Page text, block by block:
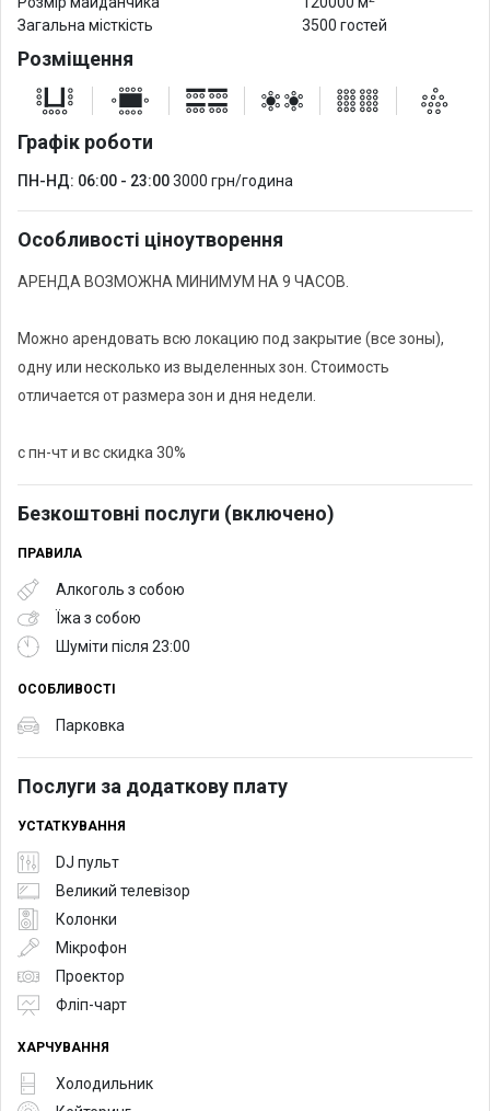
Загальна місткість 3500 гостей
Розміщення
Графік роботи
ПН-НД: 06:00 - 23:003000 грн/година
Особливості ціноутворення
АРЕНДА ВОЗМОЖНА МИНИМУМ НА 9 ЧАСОВ.
Можно арендовать всю локацию под закрытие (все зоны),
одну или несколько из выделенных зон. Стоимость
отличается от размера зон и дня недели.
с пн-чт и вс скидка 30%
Безкоштовні послуги (включено)
ПРАВИЛА
Алкоголь з собою
Їжа з собою
Шуміти після 23:00
ОСОБЛИВОСТІ
Парковка
Послуги за додаткову плату
УСТАТКУВАННЯ
DJ пульт
Великий телевізор
Колонки
Мікрофон
Проектор
Фліп-чарт
ХАРЧУВАННЯ
Холодильник